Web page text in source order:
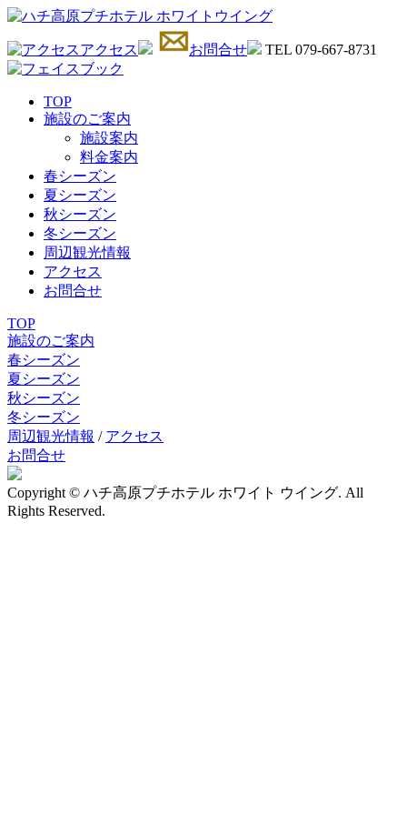
アクセス お問合せ TEL 079-667-8731
TOP
施設のご案内
施設案内
料金案内
春シーズン
夏シーズン
秋シーズン
冬シーズン
周辺観光情報
アクセス
お問合せ
TOP
施設のご案内
春シーズン
夏シーズン
秋シーズン
冬シーズン
周辺観光情報 / アクセス
お問合せ
Copyright © ハチ高原プチホテル ホワイト ウイング. All
Rights Reserved.